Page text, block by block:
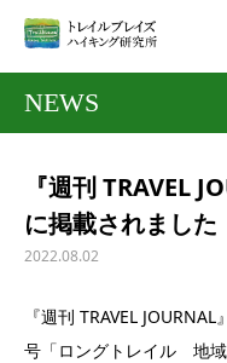
NEWS
『週刊 TRAVEL
に掲載されました
2022.08.02
『週刊 TRAVEL
号「ロングトレイル 地